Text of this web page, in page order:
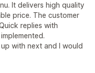
It delivers high quality
price. The customer
replies with
with next and I would